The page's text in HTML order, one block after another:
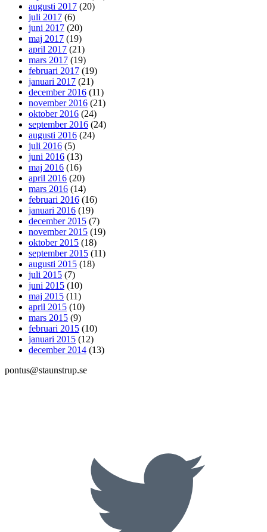
augusti 2017 (20)
juli 2017 (6)
juni 2017 (20)
maj 2017 (19)
april 2017 (21)
mars 2017 (19)
februari 2017 (19)
januari 2017 (21)
december 2016 (11)
november 2016 (21)
oktober 2016 (24)
september 2016 (24)
augusti 2016 (24)
juli 2016 (5)
juni 2016 (13)
maj 2016 (16)
april 2016 (20)
mars 2016 (14)
februari 2016 (16)
januari 2016 (19)
december 2015 (7)
november 2015 (19)
oktober 2015 (18)
september 2015 (11)
augusti 2015 (18)
juli 2015 (7)
juni 2015 (10)
maj 2015 (11)
april 2015 (10)
mars 2015 (9)
februari 2015 (10)
januari 2015 (12)
december 2014 (13)
pontus@staunstrup.se